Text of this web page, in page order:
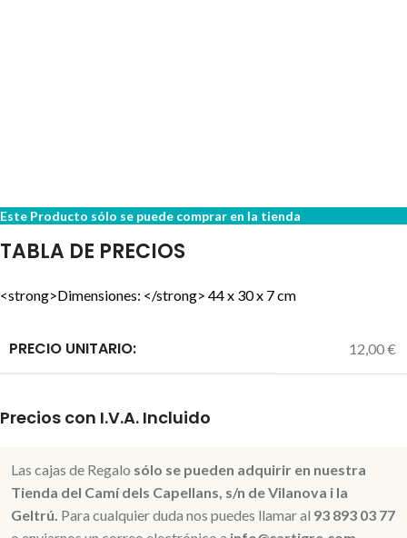
Este Producto sólo se puede comprar en la tienda
TABLA DE PRECIOS
<strong>Dimensiones: </strong> 44 x 30 x 7 cm
PRECIO UNITARIO: 12,00 €
Precios con I.V.A. Incluido
Las cajas de Regalo sólo se pueden adquirir en nuestra
Tienda del Camí dels Capellans, s/n de Vilanova i la
Geltrú. Para cualquier duda nos puedes llamar al 93 893 03 77